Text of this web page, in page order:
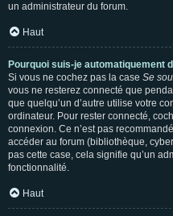
un administrateur du forum.
Haut
Pourquoi suis-je automatiquement
Si vous ne cochez pas la case Se
vous ne resterez connecté que
que quelqu’un d’autre utilise votre
ordinateur. Pour rester connecté,
connexion. Ce n’est pas
accéder au forum (bibliothèque,
pas cette case, cela signifie qu’un
fonctionnalité.
Haut